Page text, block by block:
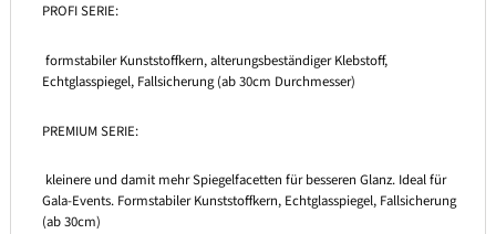
PROFI SERIE:
formstabiler Kunststoffkern, alterungsbeständiger Klebstoff,
Echtglasspiegel, Fallsicherung (ab 30cm Durchmesser)
PREMIUM SERIE:
kleinere und damit mehr Spiegelfacetten für besseren Glanz. Ideal für
Gala-Events. Formstabiler Kunststoffkern, Echtglasspiegel, Fallsicherung
(ab 30cm)